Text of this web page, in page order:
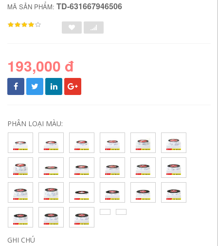
MÃ SẢN PHẨM: TD-631667946506
193,000 đ
PHÂN LOẠI MÀU:
GHI CHÚ